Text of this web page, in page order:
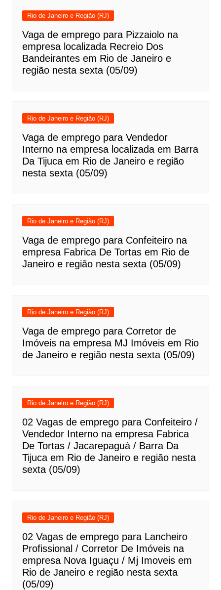
Rio de Janeiro e Região (RJ)
Vaga de emprego para Pizzaiolo na
empresa localizada Recreio Dos
Bandeirantes em Rio de Janeiro e
região nesta sexta (05/09)
Rio de Janeiro e Região (RJ)
Vaga de emprego para Vendedor
Interno na empresa localizada em Barra
Da Tijuca em Rio de Janeiro e região
nesta sexta (05/09)
Rio de Janeiro e Região (RJ)
Vaga de emprego para Confeiteiro na
empresa Fabrica De Tortas em Rio de
Janeiro e região nesta sexta (05/09)
Rio de Janeiro e Região (RJ)
Vaga de emprego para Corretor de
Imóveis na empresa MJ Imóveis em Rio
de Janeiro e região nesta sexta (05/09)
Rio de Janeiro e Região (RJ)
02 Vagas de emprego para Confeiteiro /
Vendedor Interno na empresa Fabrica
De Tortas / Jacarepaguá / Barra Da
Tijuca em Rio de Janeiro e região nesta
sexta (05/09)
Rio de Janeiro e Região (RJ)
02 Vagas de emprego para Lancheiro
Profissional / Corretor De Imóveis na
empresa Nova Iguaçu / Mj Imoveis em
Rio de Janeiro e região nesta sexta
(05/09)